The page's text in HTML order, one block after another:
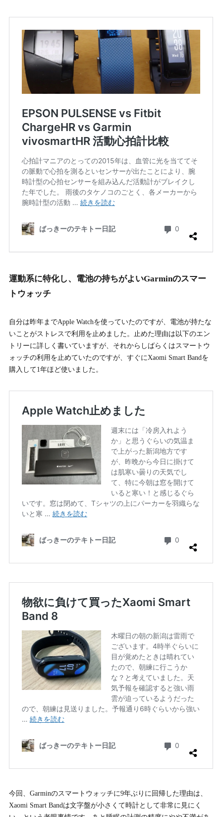
運動系に特化し、電池の持ちがよいGarminのスマー
トウォッチ
自分は昨年までApple Watchを使っていたのですが、電池が持たな
いことがストレスで利用を止めました。止めた理由は以下のエン
トリーに詳しく書いていますが、それからしばらくはスマートウ
ォッチの利用を止めていたのですが、すぐにXaomi Smart Bandを
購入して1年ほど使いました。
今回、Garminのスマートウォッチに9年ぶりに回帰した理由は、
Xaomi Smart Bandは文字盤が小さくて時計として非常に見にく